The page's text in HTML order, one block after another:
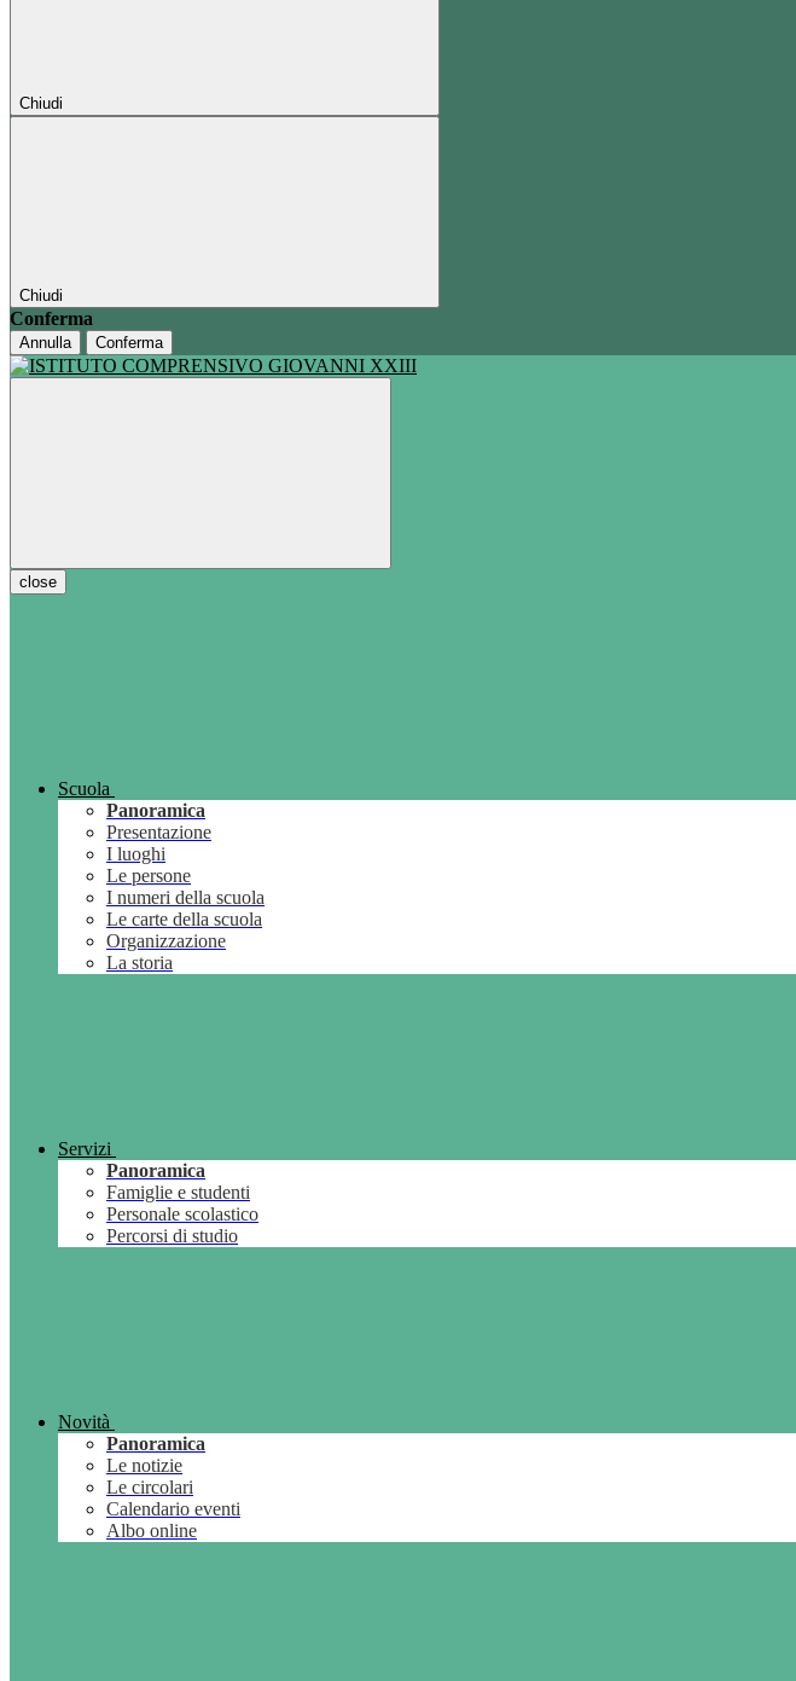
Chiudi
Chiudi
Conferma
Annulla Conferma
close
Scuola
Panoramica
Presentazione
I luoghi
Le persone
I numeri della scuola
Le carte della scuola
Organizzazione
La storia
Servizi
Panoramica
Famiglie e studenti
Personale scolastico
Percorsi di studio
Novità
Panoramica
Le notizie
Le circolari
Calendario eventi
Albo online